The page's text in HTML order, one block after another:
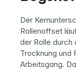
Der
Rollenoffset
der Rolle durch
Trocknung und
Arbeitsgang.